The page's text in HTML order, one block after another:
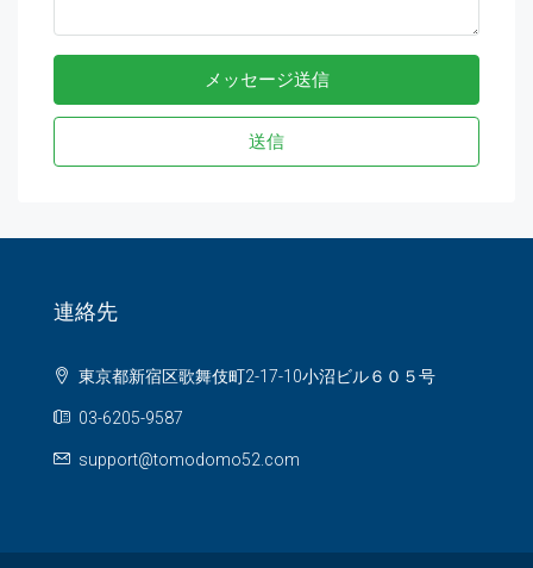
メッセージ送信
送信
連絡先
東京都新宿区歌舞伎町2-17-10小沼ビル６０５号
03-6205-9587
support@tomodomo52.com